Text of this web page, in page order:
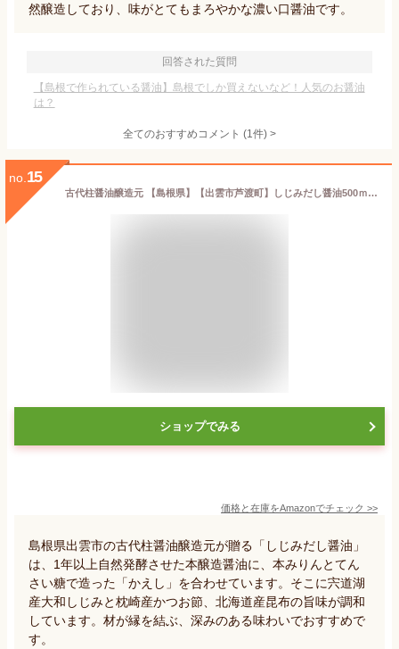
然醸造しており、味がとてもまろやかな濃い口醤油です。
回答された質問
【島根で作られている醤油】島根でしか買えないなど！人気のお醤油
は？
全てのおすすめコメント (1件) >
no. 15
古代柱醤油醸造元 【島根県】【出雲市芦渡町】しじみだし醤油500ｍｌｘ6
ショップでみる
価格と在庫をAmazonでチェック >>
島根県出雲市の古代柱醤油醸造元が贈る「しじみだし醤油」
は、1年以上自然発酵させた本醸造醤油に、本みりんとてん
さい糖で造った「かえし」を合わせています。そこに宍道湖
産大和しじみと枕崎産かつお節、北海道産昆布の旨味が調和
しています。材が縁を結ぶ、深みのある味わいでおすすめで
す。